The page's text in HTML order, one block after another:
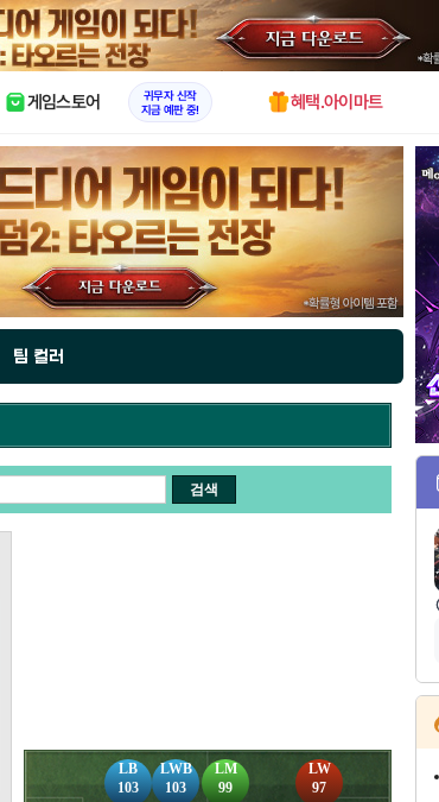
X
게임스토어
귀무자 신작
지금 예판 중!
혜택.아이마트
팀 컬러
검색
LB
103
LWB
103
LM
99
LW
97